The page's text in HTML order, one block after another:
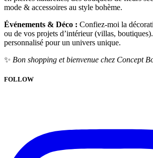
mode & accessoires au style bohème.
Événements & Déco : Confiez-moi la
ou de vos projets d’intérieur (villas,
personnalisé pour un univers unique.
✨ Bon shopping et bienvenue chez Concept
FOLLOW